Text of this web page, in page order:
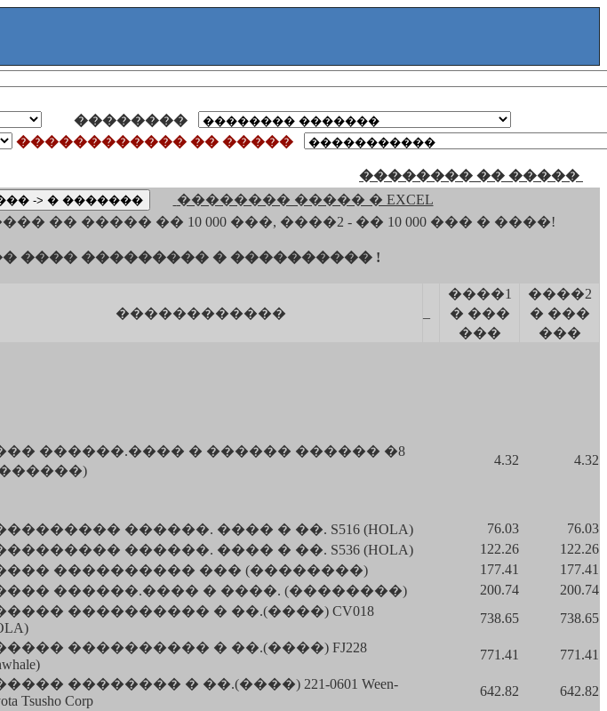
��������
������������ �� �����
�������� �� �����
�������� ����� � EXCEL
�� ����� �� 10 000 ���, ����2 - �� 10 000 ��� � ����!
���� ��������� � ���������� !
������������
����1
� ���
���
����2
� ���
���
������.���� � ������ ������ �8
4.32 4.32
������. ���� � ��. S516 (HOLA) 76.03
76.03
������. ���� � ��. S536 (HOLA) 122.26
122.26
���������� ��� (��������) 177.41
177.41
������.���� � ����. (��������) 200.74
200.74
���������� � ��.(����) CV018
738.65 738.65
���������� � ��.(����) FJ228
771.41 771.41
�������� � ��.(����) 221-0601 Ween-
Tsusho Corp
642.82 642.82